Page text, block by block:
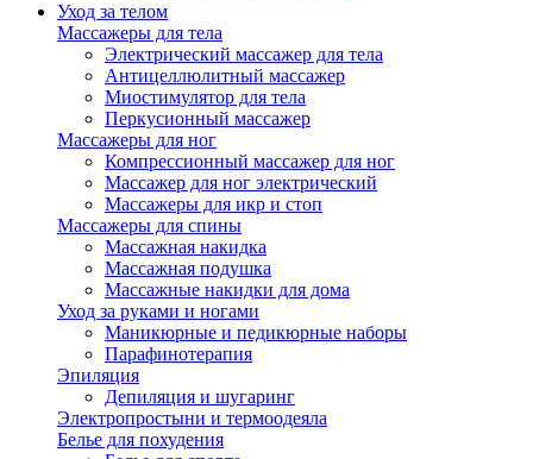
Уход за телом
Массажеры для тела
Электрический массажер для тела
Антицеллюлитный массажер
Миостимулятор для тела
Перкусионный массажер
Массажеры для ног
Компрессионный массажер для ног
Массажер для ног электрический
Массажеры для икр и стоп
Массажеры для спины
Массажная накидка
Массажная подушка
Массажные накидки для дома
Уход за руками и ногами
Маникюрные и педикюрные наборы
Парафинотерапия
Эпиляция
Депиляция и шугаринг
Электропростыни и термоодеяла
Белье для похудения